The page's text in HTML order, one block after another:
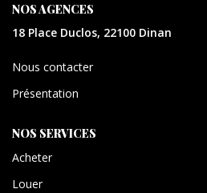
EXTRANET
NOS AGENCES
18 Place Duclos, 22100 Dinan
Nous contacter
Présentation
NOS SERVICES
Acheter
Louer